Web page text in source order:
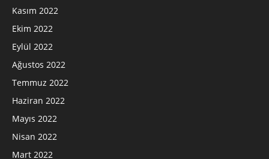
Kasım 2022
Ekim 2022
Eylül 2022
Ağustos 2022
Temmuz 2022
Haziran 2022
Mayıs 2022
Nisan 2022
Mart 2022